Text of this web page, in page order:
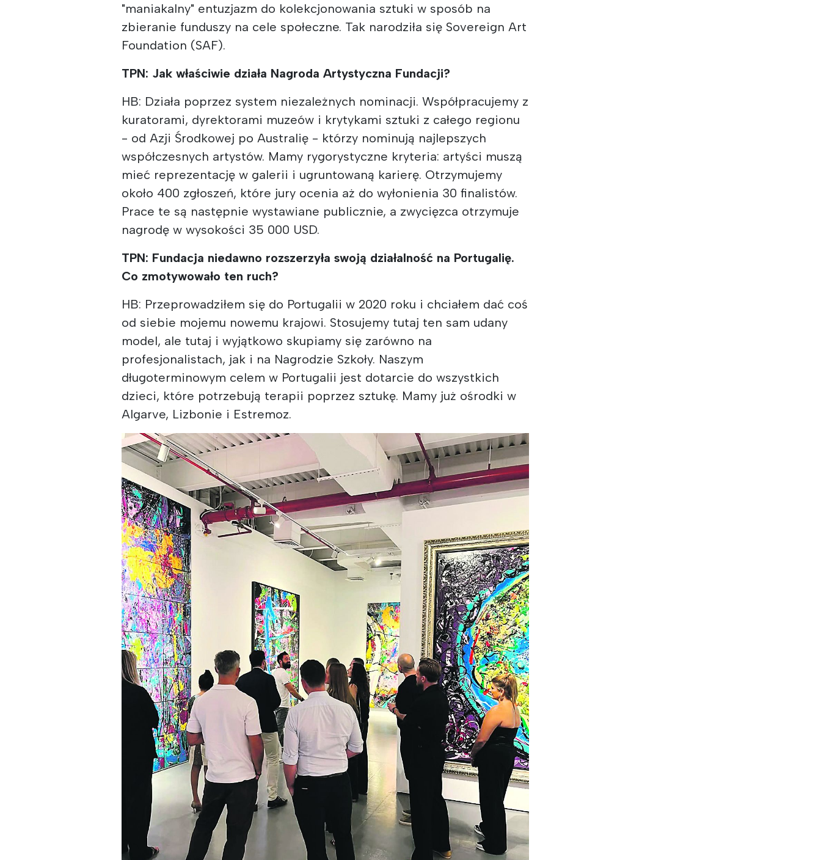
"maniakalny" entuzjazm do kolekcjonowania sztuki w sposób na
zbieranie funduszy na cele społeczne. Tak narodziła się Sovereign Art
Foundation (SAF).
TPN: Jak właściwie działa Nagroda Artystyczna Fundacji?
HB: Działa poprzez system niezależnych nominacji. Współpracujemy z
kuratorami, dyrektorami muzeów i krytykami sztuki z całego regionu
- od Azji Środkowej po Australię - którzy nominują najlepszych
współczesnych artystów. Mamy rygorystyczne kryteria: artyści muszą
mieć reprezentację w galerii i ugruntowaną karierę. Otrzymujemy
około 400 zgłoszeń, które jury ocenia aż do wyłonienia 30 finalistów.
Prace te są następnie wystawiane publicznie, a zwycięzca otrzymuje
nagrodę w wysokości 35 000 USD.
TPN: Fundacja niedawno rozszerzyła swoją działalność na Portugalię.
Co zmotywowało ten ruch?
HB: Przeprowadziłem się do Portugalii w 2020 roku i chciałem dać coś
od siebie mojemu nowemu krajowi. Stosujemy tutaj ten sam udany
model, ale tutaj i wyjątkowo skupiamy się zarówno na
profesjonalistach, jak i na Nagrodzie Szkoły. Naszym
długoterminowym celem w Portugalii jest dotarcie do wszystkich
dzieci, które potrzebują terapii poprzez sztukę. Mamy już ośrodki w
Algarve, Lizbonie i Estremoz.